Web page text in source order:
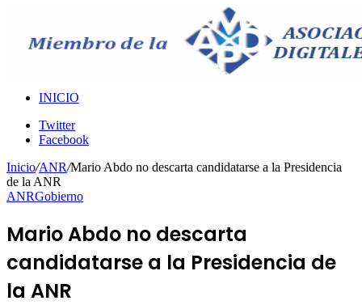
INICIO
Twitter
Facebook
Inicio/ANR/Mario Abdo no descarta candidatarse a la Presidencia
de la ANR
ANRGobierno
Mario Abdo no descarta
candidatarse a la Presidencia de
la ANR